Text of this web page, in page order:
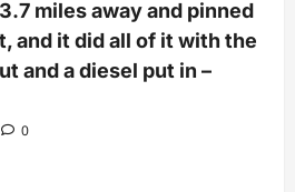
miles away and pinned
and it did all of it with the
and a diesel put in –
0